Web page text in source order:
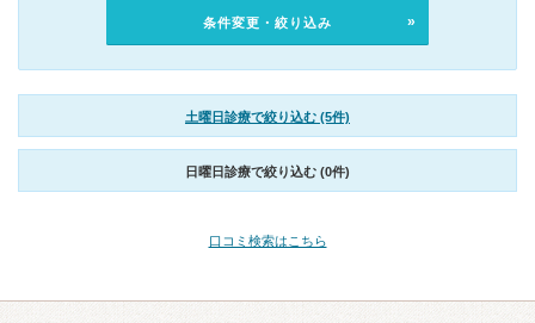
条件変更・絞り込み
土曜日診療で絞り込む (5件)
日曜日診療で絞り込む (0件)
口コミ検索はこちら